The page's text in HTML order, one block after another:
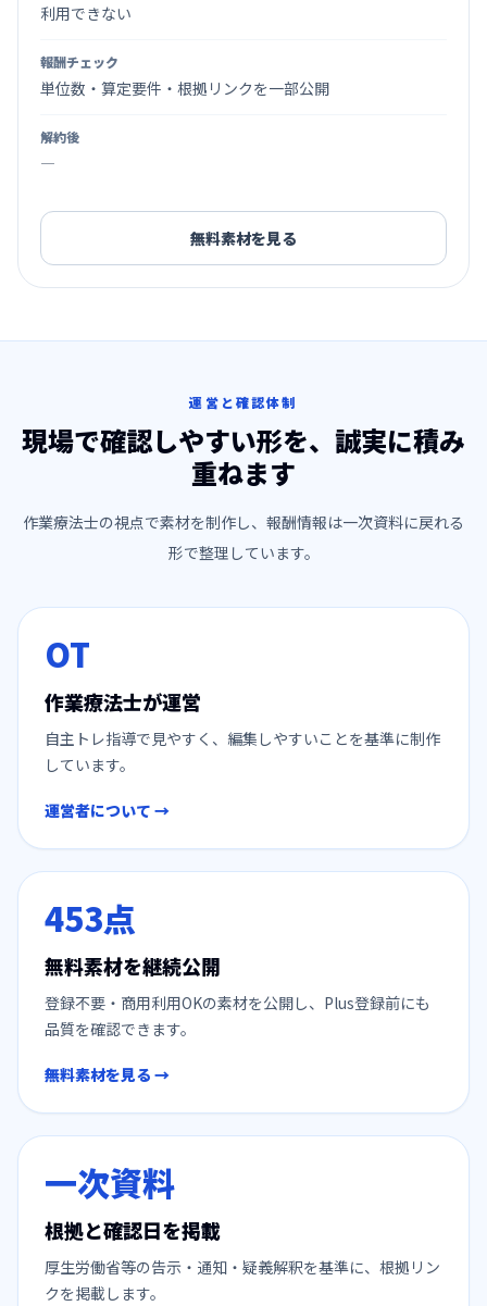
利用できない
報酬チェック
単位数・算定要件・根拠リンクを一部公開
解約後
―
無料素材を見る
運営と確認体制
現場で確認しやすい形を、誠実に積み
重ねます
作業療法士の視点で素材を制作し、報酬情報は一次資料に戻れる
形で整理しています。
OT
作業療法士が運営
自主トレ指導で見やすく、編集しやすいことを基準に制作
しています。
運営者について →
453点
無料素材を継続公開
登録不要・商用利用OKの素材を公開し、Plus登録前にも
品質を確認できます。
無料素材を見る →
一次資料
根拠と確認日を掲載
厚生労働省等の告示・通知・疑義解釈を基準に、根拠リン
クを掲載します。